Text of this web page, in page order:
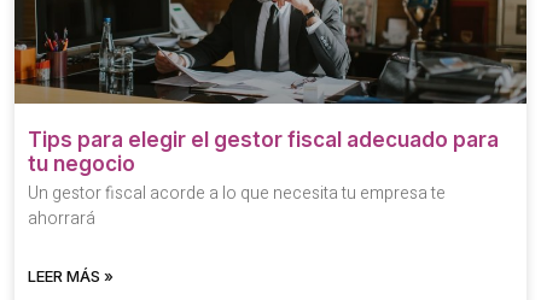
Tips para elegir el gestor fiscal adecuado para
tu negocio
Un gestor fiscal acorde a lo que necesita tu empresa te
ahorrará
LEER MÁS »